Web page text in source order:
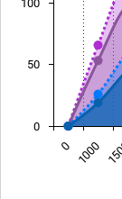
0 1000
0
50
100